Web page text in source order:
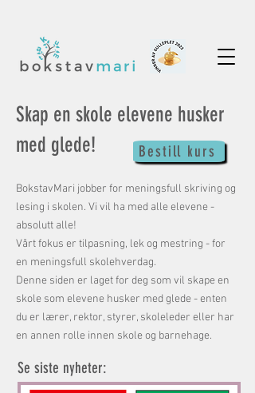
Skap en skole elevene husker
med glede!
Bestill kurs
BokstavMari jobber for meningsfull skriving og
lesing i skolen. Vi vil ha med alle elevene -
absolutt alle!
Vårt fokus er tilpasning, lek og mestring - for
en meningsfull skolehverdag.
Denne siden er laget for deg som vil skape en
skole som elevene husker med glede - enten
du er lærer, rektor, styrer, skoleleder eller har
en annen rolle innen skole og barnehage.
Se siste nyheter: